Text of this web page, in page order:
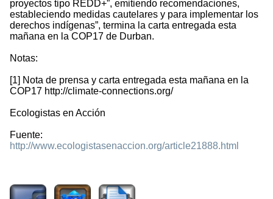
proyectos tipo REDD+”, emitiendo recomendaciones,
estableciendo medidas cautelares y para implementar los
derechos indígenas”, termina la carta entregada esta
mañana en la COP17 de Durban.
Notas:
[1] Nota de prensa y carta entregada esta mañana en la
COP17 http://climate-connections.org/
Ecologistas en Acción
Fuente:
http://www.ecologistasenaccion.org/article21888.html